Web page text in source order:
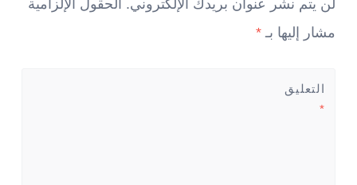
لن يتم نشر عنوان بريدك الإلكتروني. الحقول الإلزامية
مشار إليها بـ *
التعليق
*